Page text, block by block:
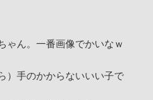
ゃん。一番画像でかいなｗ
）手のかからないいい子で